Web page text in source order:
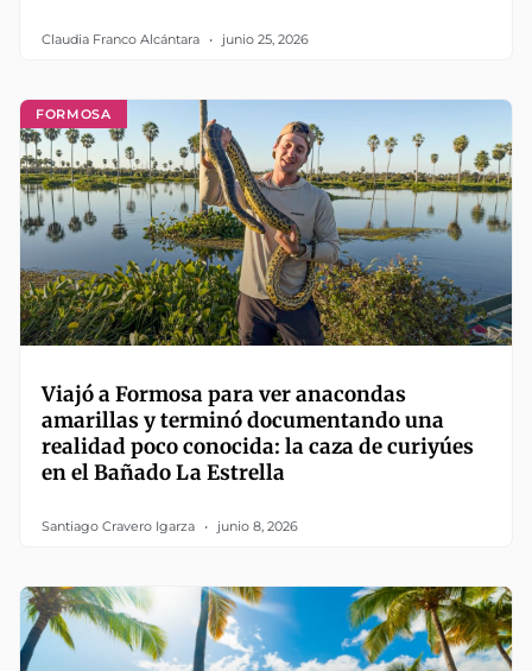
Claudia Franco Alcántara junio 25, 2026
FORMOSA
Viajó a Formosa para ver anacondas
amarillas y terminó documentando una
realidad poco conocida: la caza de curiyúes
en el Bañado La Estrella
Santiago Cravero Igarza junio 8, 2026